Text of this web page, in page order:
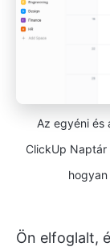
Az egyéni és
ClickUp
Ön elfoglalt,